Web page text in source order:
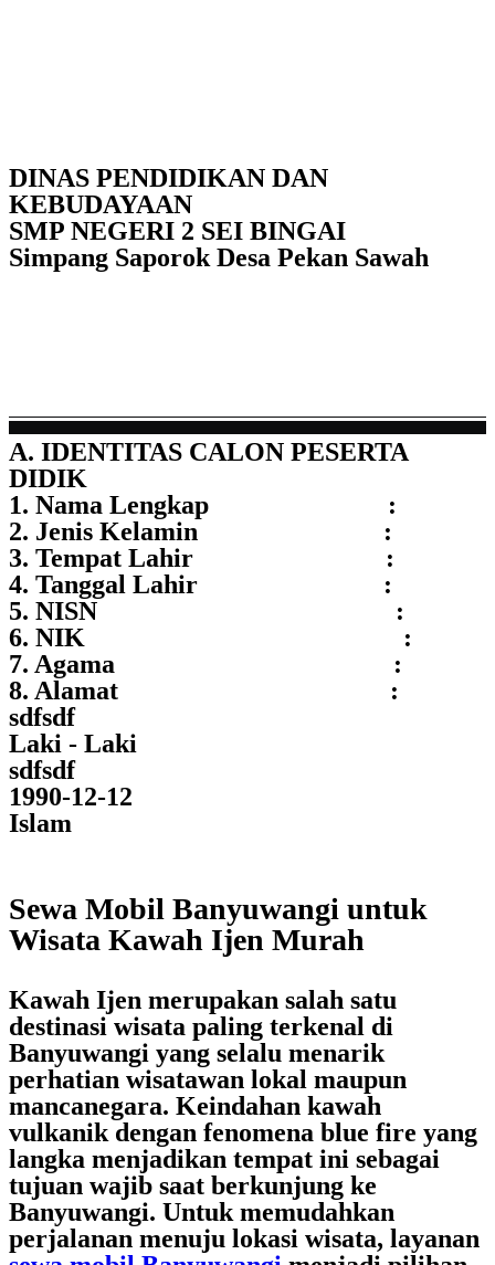
DINAS PENDIDIKAN DAN
KEBUDAYAAN
SMP NEGERI 2 SEI BINGAI
Simpang Saporok Desa Pekan Sawah
A. IDENTITAS CALON PESERTA
DIDIK
1. Nama Lengkap :
2. Jenis Kelamin :
3. Tempat Lahir :
4. Tanggal Lahir :
5. NISN :
6. NIK :
7. Agama :
8. Alamat :
sdfsdf
Laki - Laki
sdfsdf
1990-12-12
Islam
Sewa Mobil Banyuwangi untuk
Wisata Kawah Ijen Murah
Kawah Ijen merupakan salah satu
destinasi wisata paling terkenal di
Banyuwangi yang selalu menarik
perhatian wisatawan lokal maupun
mancanegara. Keindahan kawah
vulkanik dengan fenomena blue fire yang
langka menjadikan tempat ini sebagai
tujuan wajib saat berkunjung ke
Banyuwangi. Untuk memudahkan
perjalanan menuju lokasi wisata, layanan